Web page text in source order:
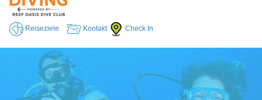
Reiseziele Kontakt Check In